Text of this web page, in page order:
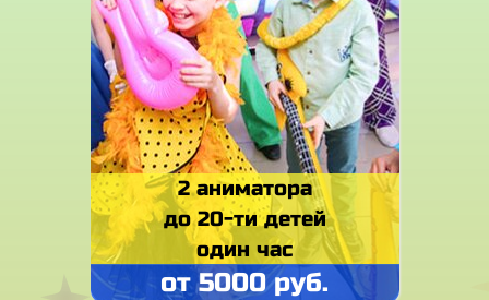
2 аниматора
до 20-ти детей
один час
от 5000 руб.